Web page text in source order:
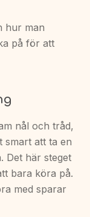
hur man
på för att
nål och tråd,
smart att ta en
Det här steget
bara köra på.
med sparar